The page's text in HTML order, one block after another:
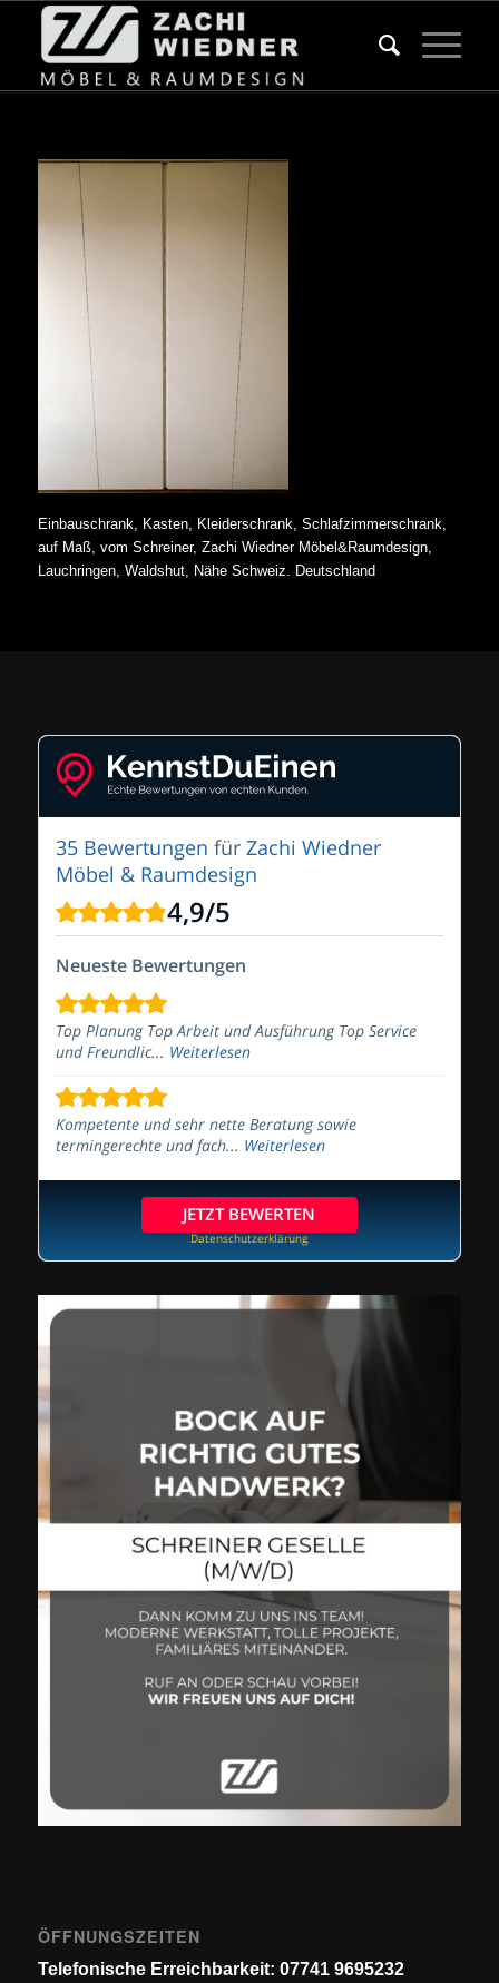
Einbauschrank, Kasten, Kleiderschrank, Schlafzimmerschrank,
auf Maß, vom Schreiner, Zachi Wiedner Möbel&Raumdesign,
Lauchringen, Waldshut, Nähe Schweiz. Deutschland
35 Bewertungen für Zachi Wiedner
Möbel & Raumdesign
4,9/5
Neueste Bewertungen
Top Planung Top Arbeit und Ausführung Top Service
und Freundlic... Weiterlesen
Kompetente und sehr nette Beratung sowie
termingerechte und fach... Weiterlesen
JETZT BEWERTEN
Datenschutzerklärung
ÖFFNUNGSZEITEN
Telefonische Erreichbarkeit: 07741 9695232